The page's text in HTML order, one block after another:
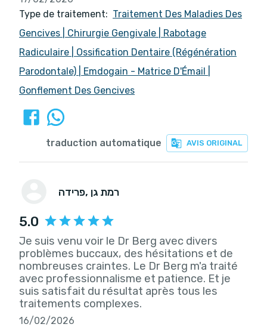
Type de traitement: Traitement Des Maladies Des
Gencives
Chirurgie Gengivale
Rabotage
Radiculaire
Ossification Dentaire (Régénération
Parodontale)
Emdogain - Matrice D'Émail
Gonflement Des Gencives
AVIS ORIGINAL
traduction automatique
פרידה , רמת גן
5.0
Je suis venu voir le Dr Berg avec divers
problèmes buccaux, des hésitations et de
nombreuses craintes. Le Dr Berg m'a traité
avec professionnalisme et patience. Et je
suis satisfait du résultat après tous les
traitements complexes.
16/02/2026